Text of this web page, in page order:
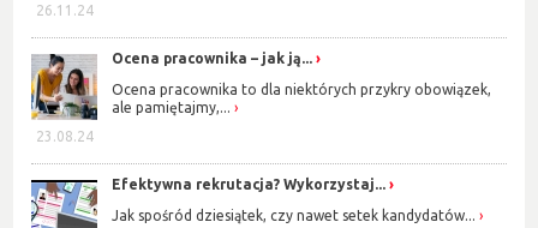
26.11.24
23.08.24
Ocena pracownika – jak ją...
Ocena pracownika to dla niektórych przykry obowiązek,
ale pamiętajmy,...
Efektywna rekrutacja? Wykorzystaj...
Jak spośród dziesiątek, czy nawet setek kandydatów...